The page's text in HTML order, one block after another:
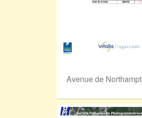
Avenue de